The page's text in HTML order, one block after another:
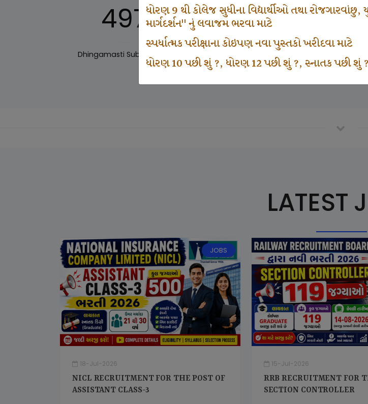
ધોરણ 9 થી કોલેજ સુધીના વિદ્યાર્થીઓ તથા રોજગારવાંછુ,
માર્ગદર્શન" નું લવાજમ ભરવા માટે
સ્પર્ધાત્મક પરીક્ષાના કોઇપણ નવા પુસ્તકો ખરીદવા માટે
ધોરણ 10 પછી શું ?, ધોરણ 12 પછી શું ?, સ્નાતક પછી શું ?
497
Dhingamasti Subscription
666
LATEST
JOBS
18-Jul-2026
NICL RECRUITMENT FOR THE POST OF
ASSISTANT CLASS-3
15-Jul-2026
RRB RECRUITMENT FOR
SECTION CONTROLLER